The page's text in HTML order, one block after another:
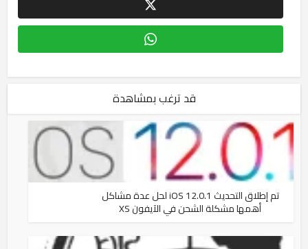
قد ترغب بمشاهدة
تم إطلاق التحديث iOS 12.0.1 لحل عدة مشاكل
أهمها مشكلة الشحن في الآيفون XS